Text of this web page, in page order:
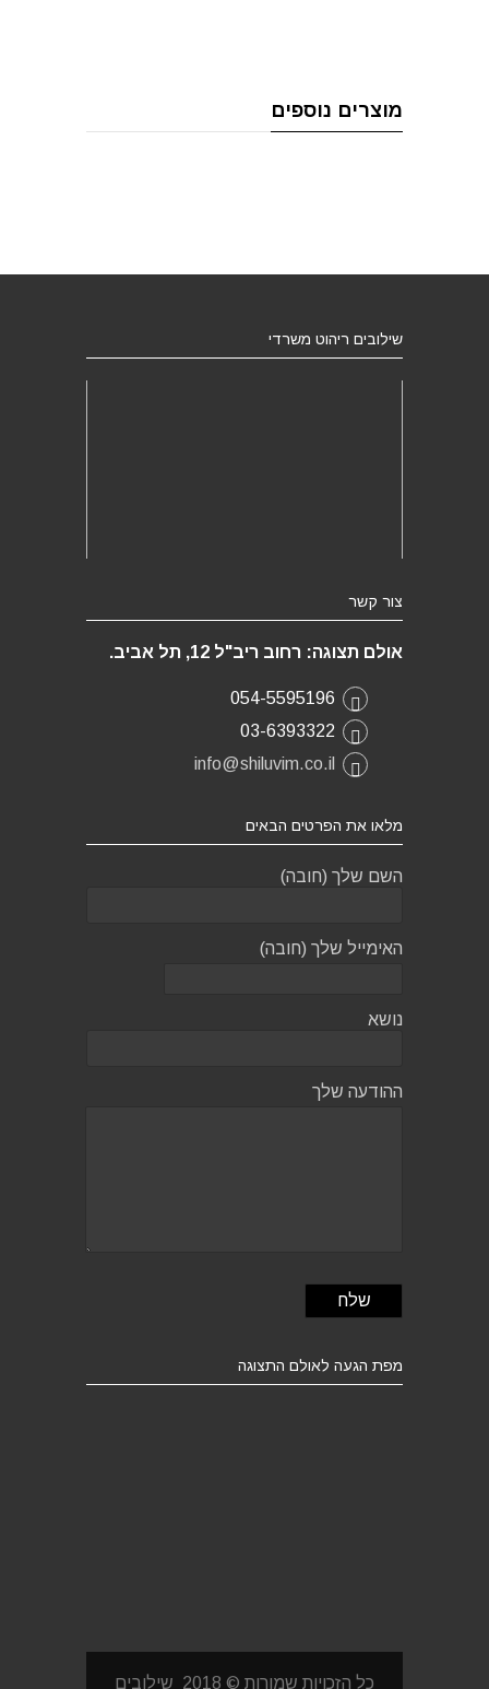
מוצרים נוספים
שילובים ריהוט משרדי
צור קשר
אולם תצוגה: רחוב ריב"ל 12, תל אביב.
054-5595196
03-6393322
info@shiluvim.co.il
מלאו את הפרטים הבאים
השם שלך (חובה)
האימייל שלך (חובה)
נושא
ההודעה שלך
מפת הגעה לאולם התצוגה
כל הזכויות שמורות © 2018 שילובים